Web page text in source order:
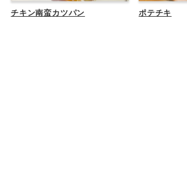
チキン南蛮カツパン ポテチキ